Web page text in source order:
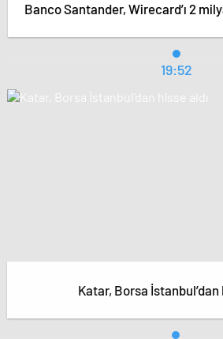
Banco Santander, Wirecard’ı 2
19:52
Katar, Borsa İstanbul’dan